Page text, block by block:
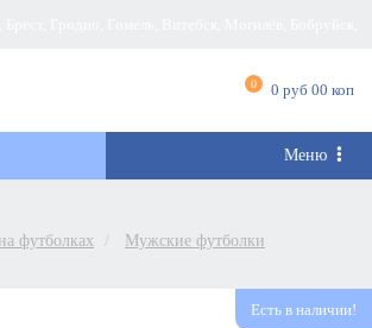
Пинск, Борисов, Мозырь, Полоцк, Слоним, Лида,
0 0 руб 00 коп
Меню
футболках Мужские футболки
Есть в наличии!